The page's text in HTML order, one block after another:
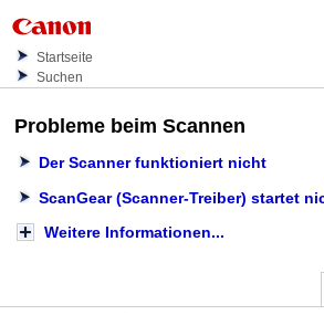
Startseite
Suchen
Probleme beim Scannen
Der Scanner funktioniert nicht
ScanGear(Scanner-Treiber) startet
Weitere Informationen...